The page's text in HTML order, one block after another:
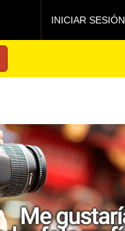
INICIAR SESIÓN